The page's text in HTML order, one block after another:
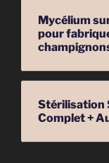
Mycélium
pour
Stérilisation
Complet +